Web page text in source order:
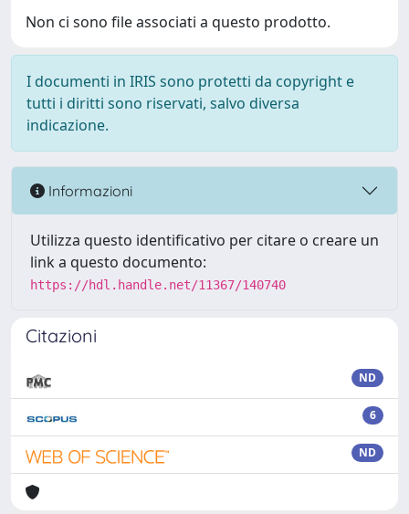
Non ci sono file associati a questo prodotto.
I documenti in IRIS sono protetti da copyright e
tutti i diritti sono riservati, salvo diversa
indicazione.
Informazioni
Utilizza questo identificativo per citare o creare un
link a questo documento:
https://hdl.handle.net/11367/140740
Citazioni
ND
6
ND